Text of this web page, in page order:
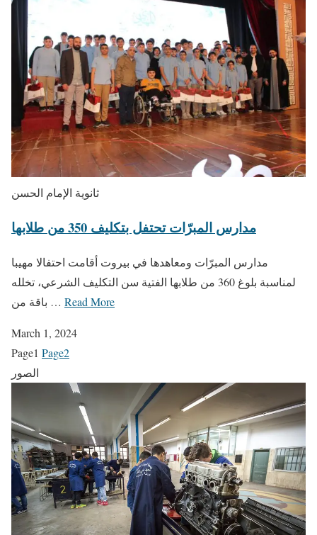
ثانوية الإمام الحسن
مدارس المبرّات تحتفل بتكليف 350 من طلابها
مدارس المبرّات ومعاهدها في بيروت أقامت احتفالا مهيبا
لمناسبة بلوغ 360 من طلابها الفتية سن التكليف الشرعي، تخلله
باقة من … Read More
March 1, 2024
Page1 Page2
الصور